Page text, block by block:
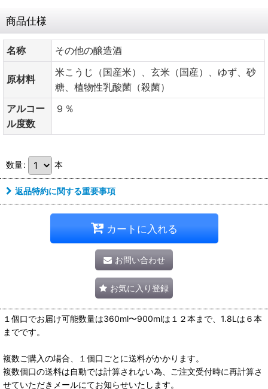
商品仕様
名称 その他の醸造酒
原材料
米こうじ（国産米）、玄米（国産）、ゆず、砂
糖、植物性乳酸菌（殺菌）
アルコー
ル度数
９％
数量: 本
返品特約に関する重要事項
カートに入れる
お問い合わせ
お気に入り登録
１個口でお届け可能数量は360ml〜900mlは１２本まで、1.8Lは６本
までです。
複数ご購入の場合、１個口ごとに送料がかかります。
複数個口の送料は自動では計算されない為、ご注文受付時に再計算さ
せていただきメールにてお知らせいたします。